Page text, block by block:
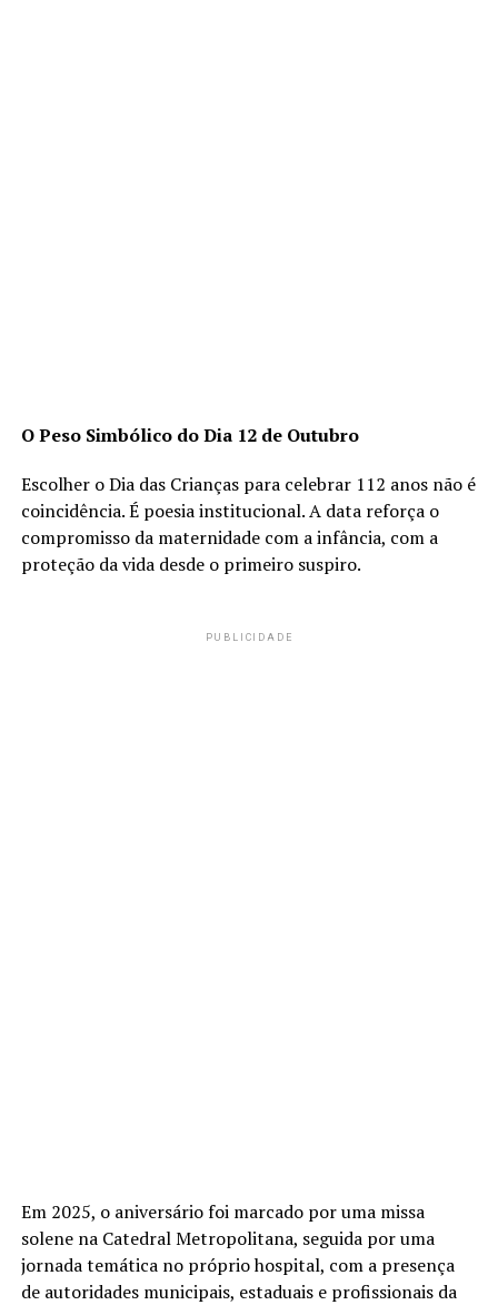
O Peso Simbólico do Dia 12 de Outubro
Escolher o Dia das Crianças para celebrar 112 anos não é
coincidência. É poesia institucional. A data reforça o
compromisso da maternidade com a infância, com a
proteção da vida desde o primeiro suspiro.
PUBLICIDADE
Em 2025, o aniversário foi marcado por uma missa
solene na Catedral Metropolitana, seguida por uma
jornada temática no próprio hospital, com a presença
de autoridades municipais, estaduais e profissionais da